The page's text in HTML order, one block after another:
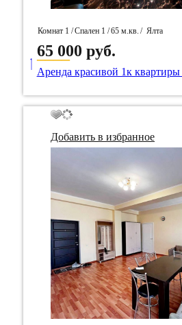
Комнат 1 /Спален 1 /65 м.кв. / Ялта
/ Идентификатор собственность 79156
65 000 руб.
____
Аренда красивой 1к квартиры
Добавить в избранное